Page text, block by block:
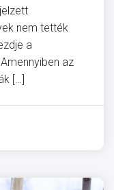
nem tették
a
az
[…]